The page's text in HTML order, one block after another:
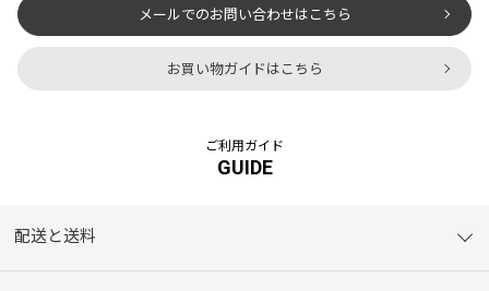
メールでのお問い合わせはこちら
お買い物ガイドはこちら
ご利用ガイド
GUIDE
配送と送料